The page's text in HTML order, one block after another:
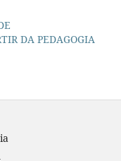
DA PEDAGOGIA